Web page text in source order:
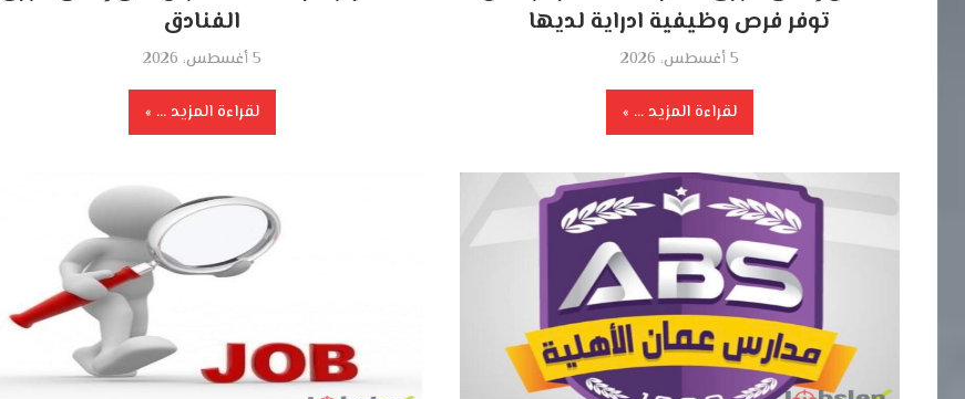
توفر فرص وظيفية ادراية لديها
5 أغسطس، 2026
لقراءة المزيد ...
الفنادق
5 أغسطس، 2026
لقراءة المزيد ...